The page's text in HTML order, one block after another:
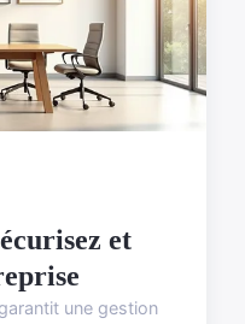
et
une gestion